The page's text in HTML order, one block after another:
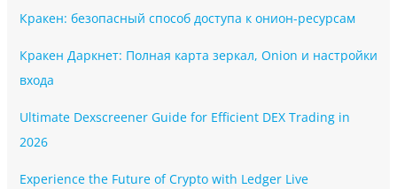
Кракен: безопасный способ доступа к онион-ресурсам
Кракен Даркнет: Полная карта зеркал, Onion и настройки
входа
Ultimate Dexscreener Guide for Efficient DEX Trading in
2026
Experience the Future of Crypto with Ledger Live